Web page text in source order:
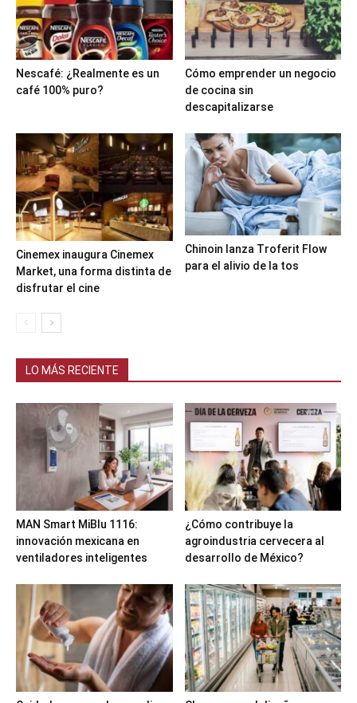
Nescafé: ¿Realmente es un
café 100% puro?
Cómo emprender un negocio
de cocina sin
descapitalizarse
Cinemex inaugura Cinemex
Market, una forma distinta de
disfrutar el cine
Chinoin lanza Troferit Flow
para el alivio de la tos
LO MÁS RECIENTE
MAN Smart MiBlu 1116:
innovación mexicana en
ventiladores inteligentes
¿Cómo contribuye la
agroindustria cervecera al
desarrollo de México?